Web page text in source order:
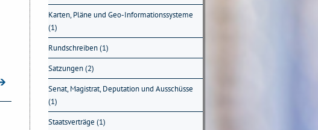
Karten, Pläne und Geo-Informationssysteme
(1)
Rundschreiben (1)
Satzungen (2)
Senat, Magistrat, Deputation und Ausschüsse
(1)
Staatsverträge (1)